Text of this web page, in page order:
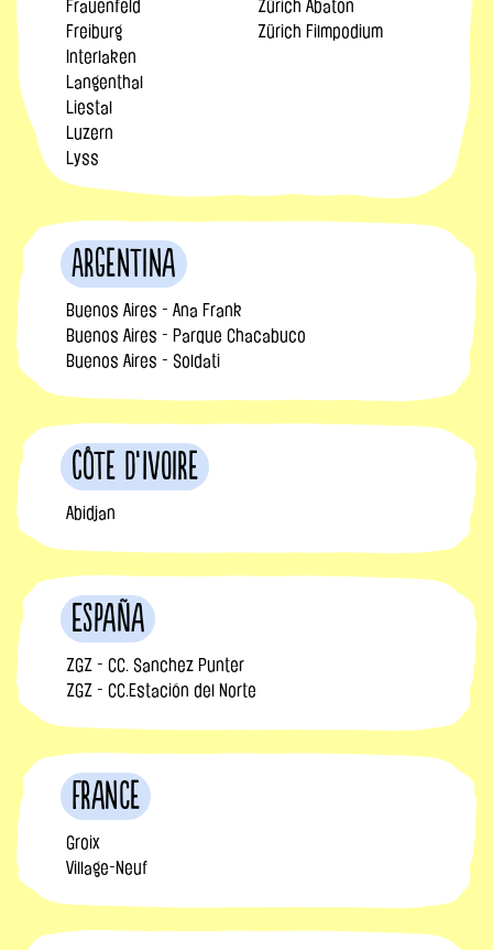
Frauenfeld
Freiburg
Interlaken
Langenthal
Liestal
Luzern
Lyss
Zürich Abaton
Zürich Filmpodium
Argentina
Buenos Aires - Ana Frank
Buenos Aires - Parque Chacabuco
Buenos Aires - Soldati
Côte d’Ivoire
Abidjan
España
ZGZ - CC. Sanchez Punter
ZGZ - CC.Estación del Norte
France
Groix
Village-Neuf